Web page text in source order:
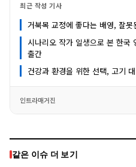
최근 작성 기사
거북목 교정에 좋다는 배영, 잘
시나리오 작가 일생으로 본 한국
출간
건강과 환경을 위한 선택, 고기
인트라매거진
같은 이슈 더 보기